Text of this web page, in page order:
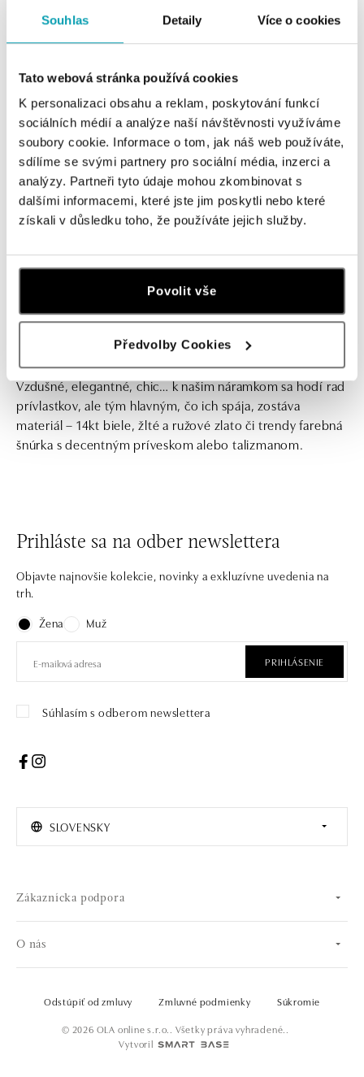
Souhlas Detaily Více o cookies
Tato webová stránka používá cookies
K personalizaci obsahu a reklam, poskytování funkcí
sociálních médií a analýze naší návštěvnosti využíváme
soubory cookie. Informace o tom, jak náš web používáte,
sdílíme se svými partnery pro sociální média, inzerci a
analýzy. Partneři tyto údaje mohou zkombinovat s
dalšími informacemi, které jste jim poskytli nebo které
získali v důsledku toho, že používáte jejich služby.
Povolit vše
Předvolby Cookies
od 640 € od 332 €
Náramok s topásom Roggeveen
Vzdušné, elegantné, chic… k našim náramkom sa hodí rad
prívlastkov, ale tým hlavným, čo ich spája, zostáva
materiál – 14kt biele, žlté a ružové zlato či trendy farebná
šnúrka s decentným príveskom alebo talizmanom.
Prihláste sa na odber newslettera
Objavte najnovšie kolekcie, novinky a exkluzívne uvedenia na
trh.
Žena
Muž
PRIHLÁSENIE
Súhlasím s odberom newslettera
SLOVENSKY
Zákaznícka podpora
O nás
© 2026 OLA online s.r.o.. Všetky práva vyhradené..
Vytvoril
Odstúpiť od zmluvy Zmluvné podmienky Súkromie